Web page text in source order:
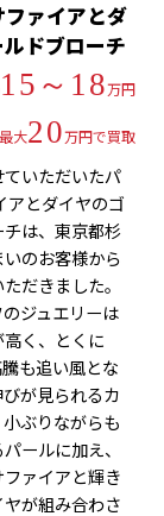
ァイアとダ
ドブローチ
15～18万円
大20万円で買取
いただいたパ
アとダイヤのゴ
は、東京都杉
のお客様から
だきました。
ジュエリーは
く、とくに
も追い風とな
が見られるカ
ぶりながらも
ールに加え、
ァイアと輝き
が組み合わさ